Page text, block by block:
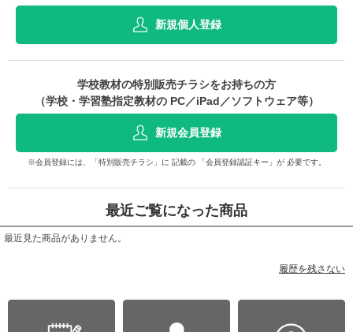
新規個人登録
学校教材の特別販売チラシをお持ちの方
（学校・学習塾指定教材の PC／iPad／ソフトウェア等）
新規会員登録
※会員登録には、「特別販売チラシ」に 記載の 「会員登録認証キー」が 必要です。
最近ご覧になった商品
最近見た商品がありません。
履歴を残さない